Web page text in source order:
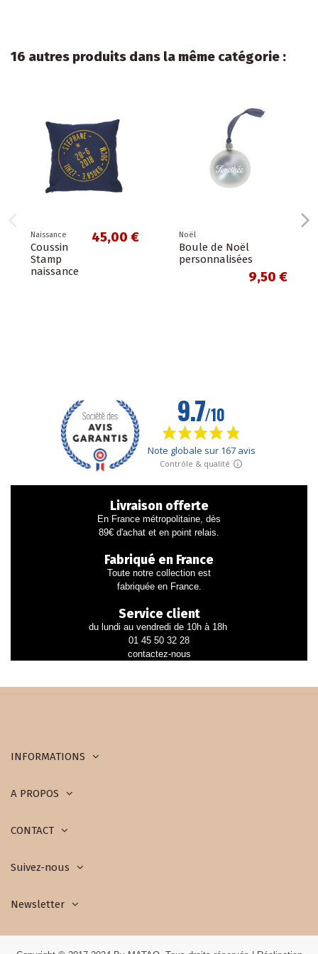
16 autres produits dans la même catégorie :
Naissance
Coussin
Stamp
naissance
45,00 € Noël
Boule de Noël
personnalisées
9,50 €
Livraison offerte
En France métropolitaine, dès
89€ d'achat et en point relais.
Fabriqué en France
Toute notre collection est
fabriquée en France.
Service client
du lundi au vendredi de 10h à 18h
01 45 50 32 28
contactez-nous
INFORMATIONS
A PROPOS
CONTACT
Suivez-nous
Newsletter